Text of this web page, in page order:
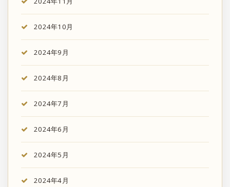
2024年10月
2024年9月
2024年8月
2024年7月
2024年6月
2024年5月
2024年4月